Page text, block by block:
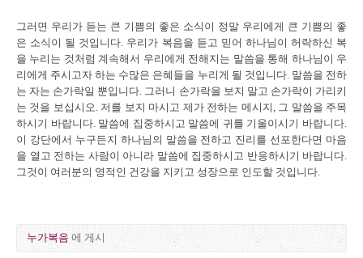
그러면 우리가 듣는 큰 기쁨의 좋은 소식이 정말 우리에게 큰 기쁨의 좋
은 소식이 될 것입니다. 우리가 복음을 듣고 믿어 하나님이 허락하신 복
을 누리는 것처럼 계속해서 우리에게 전해지는 말씀을 통해 하나님이 우
리에게 주시고자 하는 수많은 은혜들을 누리게 될 것입니다. 말씀을 전하
는 자는 손가락일 뿐입니다. 그러니 손가락을 보지 말고 손가락이 가리키
는 것을 보십시오. 저를 보지 마시고 제가 전하는 메시지, 그 말씀을 주목
하시기 바랍니다. 말씀에 집중하시고 말씀에 귀를 기울이시기 바랍니다.
이 강단에서 누구든지 하나님의 말씀을 전하고 진리를 선포한다면 마음
을 열고 전하는 사람이 아니라 말씀에 집중하시고 반응하시기 바랍니다.
그것이 여러분의 영적인 건강을 지키고 성장으로 인도할 것입니다.
누가복음 에 게시